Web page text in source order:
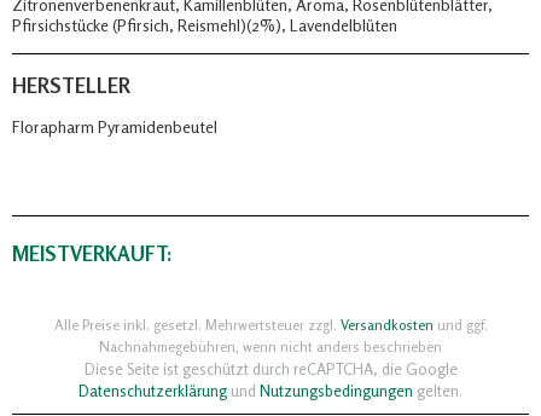
Pfirsichstücke (Pfirsich, Reismehl)(2%), Lavendelblüten
HERSTELLER
Florapharm Pyramidenbeutel
MEISTVERKAUFT:
Alle Preise inkl. gesetzl. Mehrwertsteuer zzgl. Versandkosten und ggf.
Nachnahmegebühren, wenn nicht anders beschrieben
Diese Seite ist geschützt durch reCAPTCHA, die Google
Datenschutzerklärungund Nutzungsbedingungen gelten.